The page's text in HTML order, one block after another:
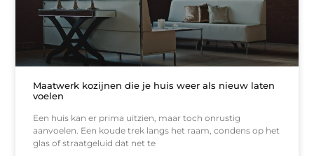
Maatwerk kozijnen die je huis weer als nieuw laten
voelen
Een huis kan er prima uitzien, maar toch onrustig
aanvoelen. Een koude trek langs het raam, condens op het
glas of straatgeluid dat net te